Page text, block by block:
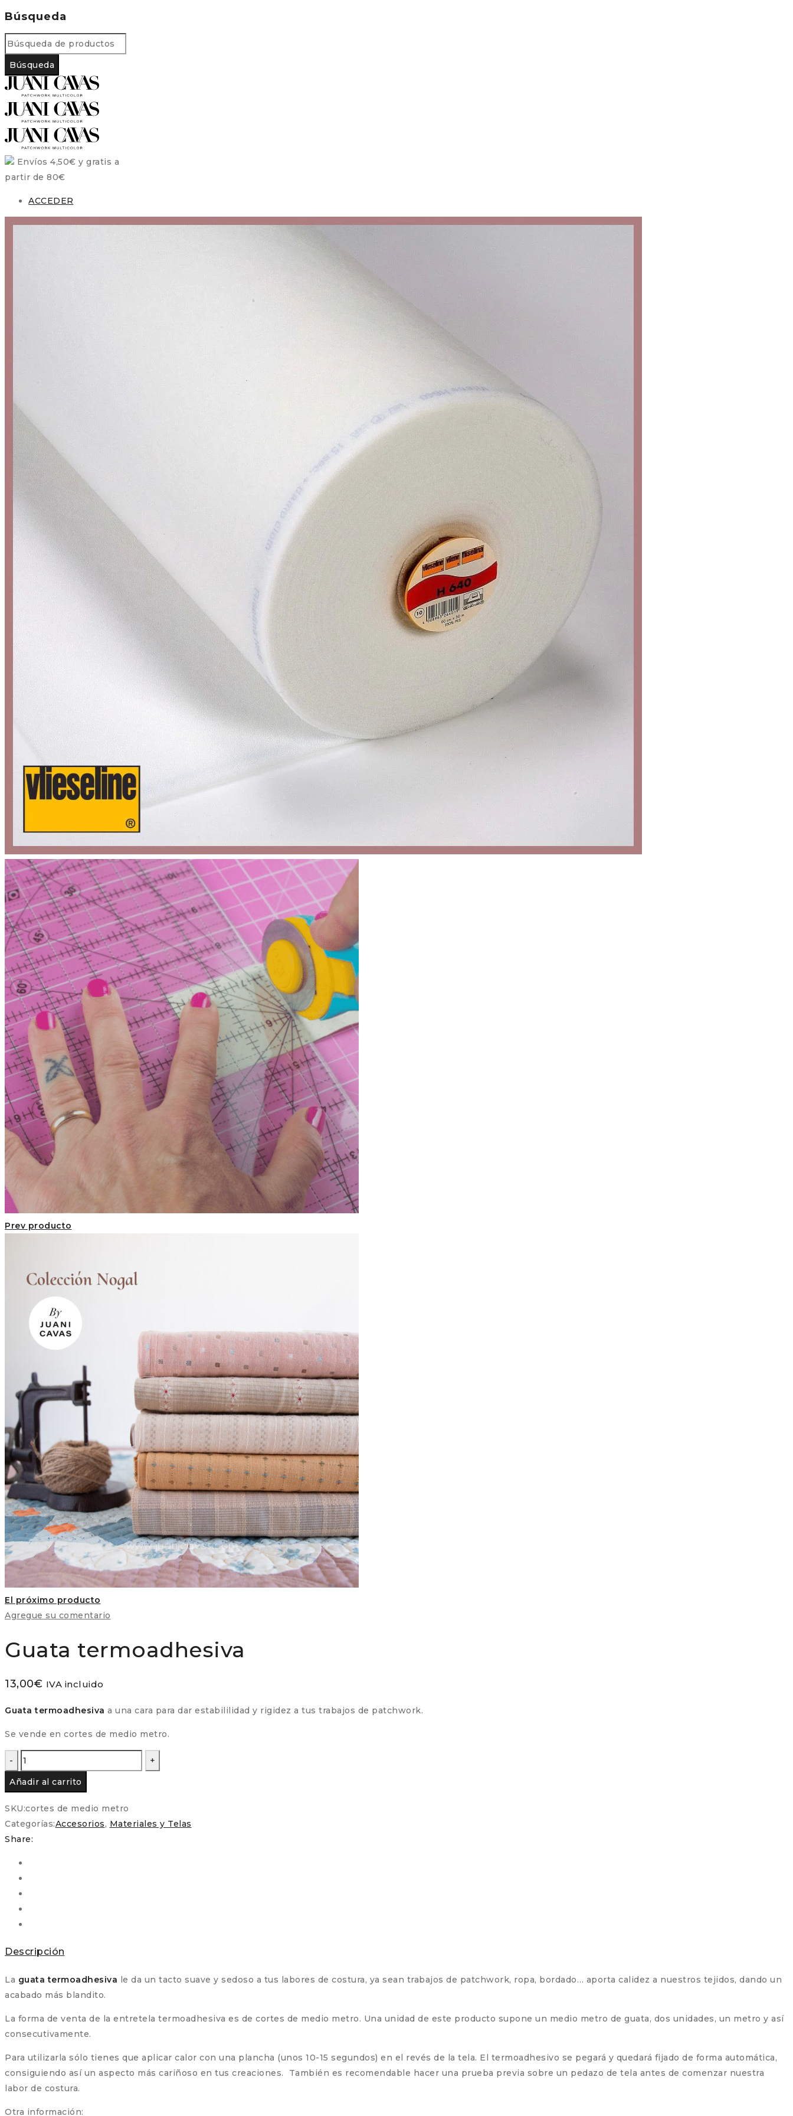
Búsqueda
Envíos 4,50€ y gratis a
partir de 80€
ACCEDER
Prev producto
El próximo producto
Agregue su comentario
Guata termoadhesiva
13,00€ IVA incluido
Guata termoadhesiva a una cara para dar estabililidad y rigidez a tus trabajos de patchwork.
Se vende en cortes de medio metro.
Guata
termoadhesiva
cantidad
Añadir al carrito
SKU:cortes de medio metro
Categorías:Accesorios, Materiales y Telas
Share:
Descripción
La guata termoadhesiva le da un tacto suave y sedoso a tus labores de costura, ya sean trabajos de patchwork, ropa, bordado… aporta calidez a nuestros tejidos, dando un
acabado más blandito.
La forma de venta de la entretela termoadhesiva es de cortes de medio metro. Una unidad de este producto supone un medio metro de guata, dos unidades, un metro y así
consecutivamente.
Para utilizarla sólo tienes que aplicar calor con una plancha (unos 10-15 segundos) en el revés de la tela. El termoadhesivo se pegará y quedará fijado de forma automática,
consiguiendo así un aspecto más cariñoso en tus creaciones. También es recomendable hacer una prueba previa sobre un pedazo de tela antes de comenzar nuestra
labor de costura.
Otra información: